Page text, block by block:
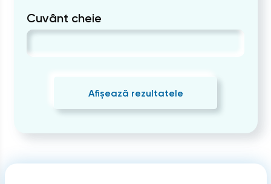
Cuvânt cheie
Afișează rezultatele